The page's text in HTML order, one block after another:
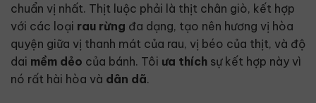
chuẩn vị nhất. Thịt luộc phải là thịt chân giò, kết hợp
với các loại rau rừng đa dạng, tạo nên hương vị hòa
quyện giữa vị thanh mát của rau, vị béo của thịt, và độ
dai mềm dẻo của bánh. Tôi ưa thích sự kết hợp này vì
nó rất hài hòa và dân dã.